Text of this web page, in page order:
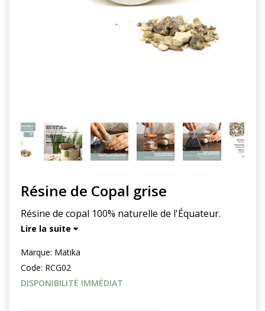
Résine de Copal grise
Résine de copal 100% naturelle de l'Équateur.
Lire la suite
Marque: Matika
Code: RCG02
DISPONIBILITÉ IMMÉDIAT